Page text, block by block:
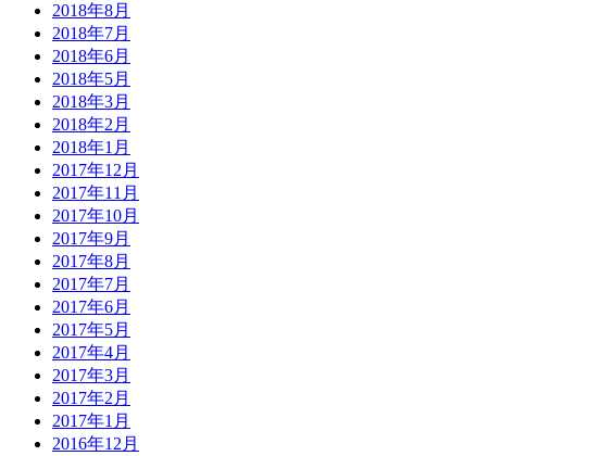
2018年8月
2018年7月
2018年6月
2018年5月
2018年3月
2018年2月
2018年1月
2017年12月
2017年11月
2017年10月
2017年9月
2017年8月
2017年7月
2017年6月
2017年5月
2017年4月
2017年3月
2017年2月
2017年1月
2016年12月